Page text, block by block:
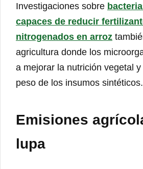
Investigaciones sobre
capaces de reducir
nitrogenados en arroz
agricultura donde los
a mejorar la nutrición vegetal
peso de los insumos sintéticos.
Emisiones
lupa